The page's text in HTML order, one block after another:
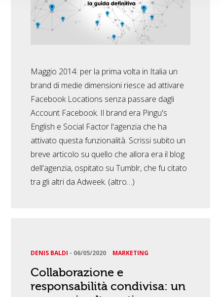
Maggio 2014: per la prima volta in Italia un
brand di medie dimensioni riesce ad attivare
Facebook Locations senza passare dagli
Account Facebook. Il brand era Pingu's
English e Social Factor l'agenzia che ha
attivato questa funzionalità. Scrissi subito un
breve articolo su quello che allora era il blog
dell'agenzia, ospitato su Tumblr, che fu citato
tra gli altri da Adweek. (altro…)
DENIS BALDI - 06/05/2020 MARKETING
Collaborazione e
responsabilità condivisa: un